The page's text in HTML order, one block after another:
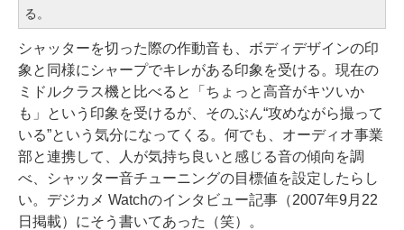
る。
シャッターを切った際の作動音も、ボディデザインの印
象と同様にシャープでキレがある印象を受ける。現在の
ミドルクラス機と比べると「ちょっと高音がキツいか
も」という印象を受けるが、そのぶん“攻めながら撮って
いる”という気分になってくる。何でも、オーディオ事業
部と連携して、人が気持ち良いと感じる音の傾向を調
べ、シャッター音チューニングの目標値を設定したらし
い。デジカメ Watchのインタビュー記事（2007年9月22
日掲載）にそう書いてあった（笑）。